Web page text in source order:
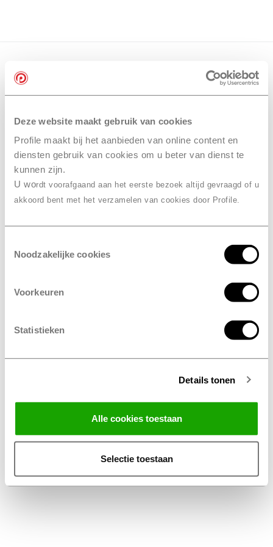
Deze website maakt gebruik van cookies
Profile maakt bij het aanbieden van online content en
diensten gebruik van cookies om u beter van dienst te
kunnen zijn.
U wordt voorafgaand aan het eerste bezoek altijd gevraagd of u
akkoord bent met het verzamelen van cookies door Profile.
Noodzakelijke cookies
Voorkeuren
Statistieken
Details tonen
Alle cookies toestaan
Selectie toestaan
Algemene Voorwaarden Thuiswinkel
Privacy Statement Profile Nederland B.V.
Disclaimer